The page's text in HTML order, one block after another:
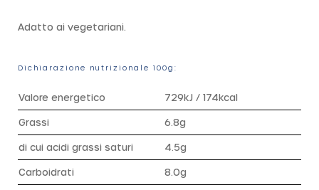
Adatto ai vegetariani.
Dichiarazione nutrizionale 100g:
Valore energetico 729kJ / 174kcal
Grassi 6.8g
di cui acidi grassi saturi 4.5g
Carboidrati 8.0g